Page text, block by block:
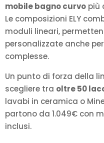
mobile bagno curvo più
Le composizioni ELY
moduli lineari,
personalizzate anche
complesse.
Un punto di forza della
scegliere tra oltre 50
lavabi in ceramica o
partono da 1.049€ con
inclusi.